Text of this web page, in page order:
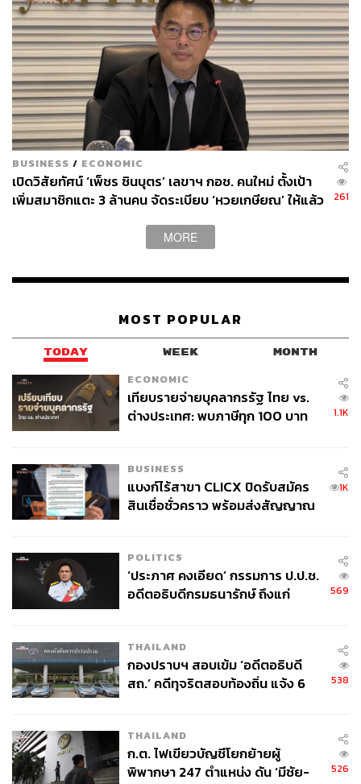
BUSINESS / ECONOMIC
เปิดวิสัยทัศน์ ‘เพ็ชร ชินบุตร’ เลขาฯ กอช. คนใหม่ ตั้งเป้า
เพิ่มสมาชิกแตะ 3 ล้านคน จัดระเบียบ ‘หวยเกษียณ’ ให้แล้ว
261
MORE
MOST POPULAR
TODAY WEEK MONTH
ECONOMIC
เทียบรายจ่ายบุคลากรรัฐ ไทย vs.
ต่างประเทศ: พบภาษีทุก 100 บาท
1.1K
BUSINESS
แบงก์ไร้สาขา CLICX ปิดรับสมัคร
สินเชื่อชั่วคราว พร้อมส่งสัญญาณ
1K
POLITICS
‘ประภาศ คงเอียด’ กรรมการ ป.ป.ช.
อดีตอธิบดีกรมธนารักษ์ ถึงแก่
569
THAILAND
กองปราบฯ สอบเข้ม ‘อดีตอธิบดี
สถ.’ คดีทุจริตสอบท้องถิ่น แจ้ง 6
538
THAILAND
ก.ต. ไฟเขียวบัญชีโยกย้ายผู้
พิพากษา 247 ตำแหน่ง ดัน ‘มีชัย-
526